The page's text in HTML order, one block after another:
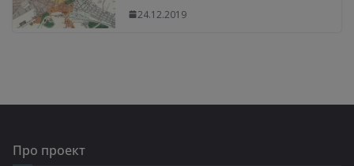
24.12.2019
Про проект